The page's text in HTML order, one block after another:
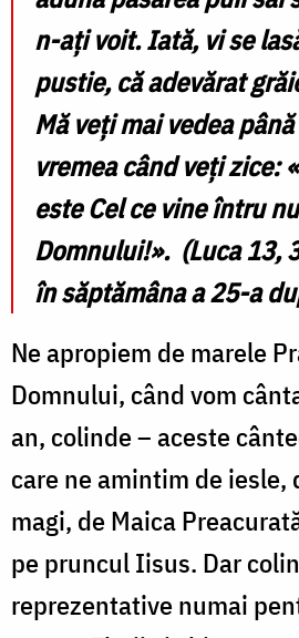
n-ați voit. Iată, vi se
pustie, că adevărat
Mă veți mai vedea
vremea când veți zice:
este Cel ce vine întru
Domnului!». (Luca 13,
în săptămâna a 25-a
Ne apropiem de marele
Domnului, când vom
an, colinde – aceste
care ne amintim de iesle,
magi, de Maica
pe pruncul Iisus. Dar
reprezentative numai